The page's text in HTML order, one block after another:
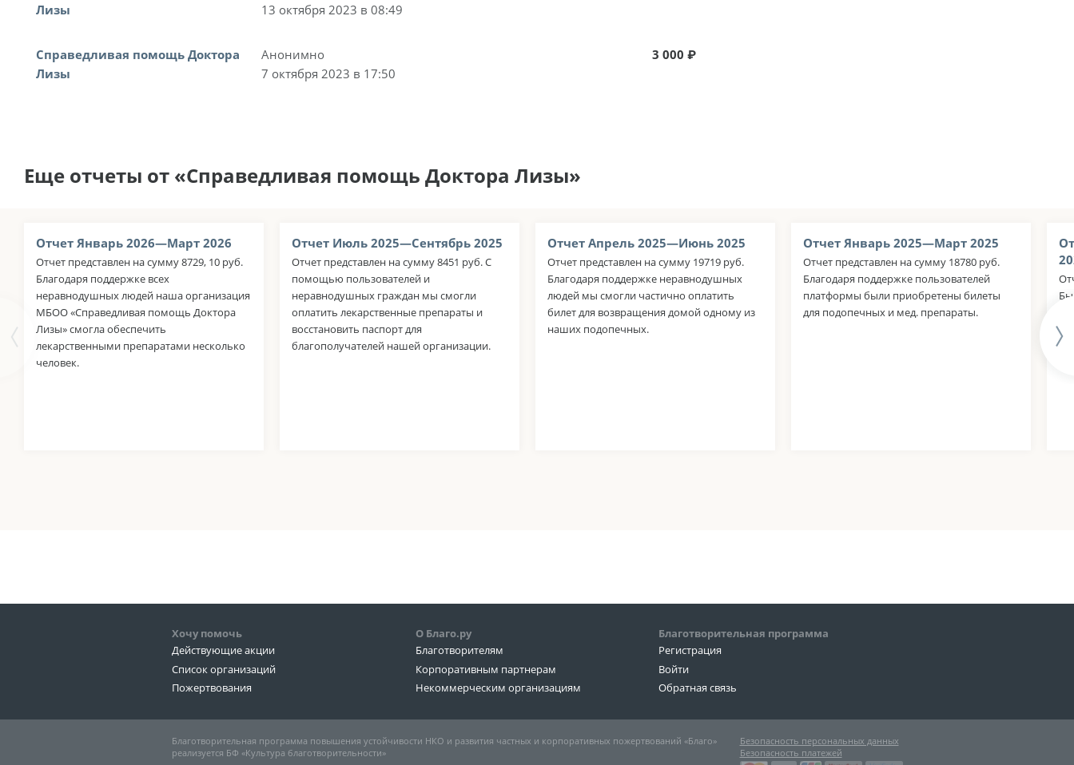
Лизы
13 октября 2023 в 08:49
Справедливая помощь Доктора
Лизы
Анонимно
7 октября 2023 в 17:50
3 000 ₽
Еще отчеты от «Справедливая помощь Доктора Лизы»
Отчет Январь 2026—Март 2026
Отчет представлен на сумму 8729, 10 руб.
Благодаря поддержке всех
неравнодушных людей наша организация
МБОО «Справедливая помощь Доктора
Лизы» смогла обеспечить
лекарственными препаратами несколько
человек.
Отчет Июль 2025—Сентябрь 2025
Отчет представлен на сумму 8451 руб. С
помощью пользователей и
неравнодушных граждан мы смогли
оплатить лекарственные препараты и
восстановить паспорт для
благополучателей нашей организации.
Отчет Апрель 2025—Июнь 2025
Отчет представлен на сумму 19719 руб.
Благодаря поддержке неравнодушных
людей мы смогли частично оплатить
билет для возвращения домой одному из
наших подопечных.
Отчет Январь 2025—Март 2025
Отчет представлен на сумму 18780 руб.
Благодаря поддержке пользователей
платформы были приобретены билеты
для подопечных и мед. препараты.
Хочу помочь
Действующие акции
Список организаций
Пожертвования
О Благо.ру
Благотворителям
Корпоративным партнерам
Некоммерческим организациям
Благотворительная программа
Регистрация
Войти
Обратная связь
Благотворительная программа повышения устойчивости НКО и развития частных и корпоративных пожертвований «Благо»
реализуется БФ «Культура благотворительности»
Безопасность персональных данных
Безопасность платежей